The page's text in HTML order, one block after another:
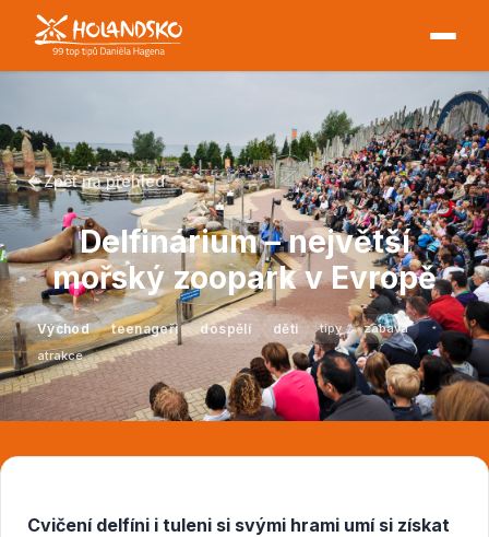
Zpět na přehled
Delfinárium – největší
mořský zoopark v Evropě
Východ teenageři dospělí děti tipy
zábava
atrakce
Cvičení delfíni i tuleni si svými hrami umí si získat